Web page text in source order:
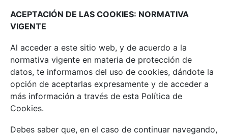
ACEPTACIÓN DE LAS COOKIES: NORMATIVA
VIGENTE
Al acceder a este sitio web, y de acuerdo a la
normativa vigente en materia de protección de
datos, te informamos del uso de cookies, dándote la
opción de aceptarlas expresamente y de acceder a
más información a través de esta Política de
Cookies.
Debes saber que, en el caso de continuar navegando,